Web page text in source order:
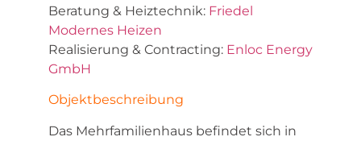
Beratung & Heiztechnik: Friedel
Modernes Heizen
Realisierung & Contracting: Enloc Energy
GmbH
Objektbeschreibung
Das Mehrfamilienhaus befindet sich in